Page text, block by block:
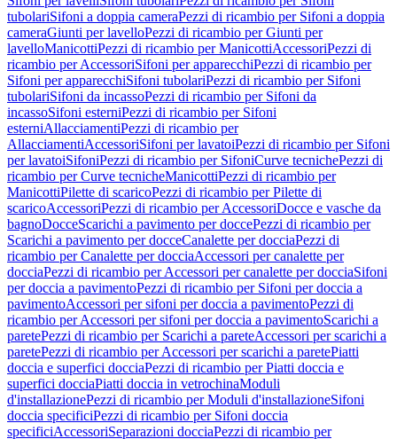
tubolariSifoni a doppia cameraPezzi di ricambio per Sifoni a doppia
cameraGiunti per lavelloPezzi di ricambio per Giunti per
lavelloManicottiPezzi di ricambio per ManicottiAccessoriPezzi di
ricambio per AccessoriSifoni per apparecchiPezzi di ricambio per
Sifoni per apparecchiSifoni tubolariPezzi di ricambio per Sifoni
tubolariSifoni da incassoPezzi di ricambio per Sifoni da
incassoSifoni esterniPezzi di ricambio per Sifoni
esterniAllacciamentiPezzi di ricambio per
AllacciamentiAccessoriSifoni per lavatoiPezzi di ricambio per Sifoni
per lavatoiSifoniPezzi di ricambio per SifoniCurve tecnichePezzi di
ricambio per Curve tecnicheManicottiPezzi di ricambio per
ManicottiPilette di scaricoPezzi di ricambio per Pilette di
scaricoAccessoriPezzi di ricambio per AccessoriDocce e vasche da
bagnoDocceScarichi a pavimento per doccePezzi di ricambio per
Scarichi a pavimento per docceCanalette per docciaPezzi di
ricambio per Canalette per docciaAccessori per canalette per
docciaPezzi di ricambio per Accessori per canalette per docciaSifoni
per doccia a pavimentoPezzi di ricambio per Sifoni per doccia a
pavimentoAccessori per sifoni per doccia a pavimentoPezzi di
ricambio per Accessori per sifoni per doccia a pavimentoScarichi a
paretePezzi di ricambio per Scarichi a pareteAccessori per scarichi a
paretePezzi di ricambio per Accessori per scarichi a paretePiatti
doccia e superfici docciaPezzi di ricambio per Piatti doccia e
superfici docciaPiatti doccia in vetrochinaModuli
d'installazionePezzi di ricambio per Moduli d'installazioneSifoni
doccia specificiPezzi di ricambio per Sifoni doccia
specificiAccessoriSeparazioni docciaPezzi di ricambio per